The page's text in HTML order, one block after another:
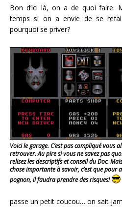
Bon d’ici là, on a de quoi faire.
temps si on a envie de se
pourquoi se priver?
Voici le garage. C’est pas compliqué vous
retrouver. Au pire si vous ne savez pas
relisez les descriptifs et conseil du Doc.
chose importante à savoir, c’est que pour
pognon, il faudra prendre des risques!
passe un petit coucou… on sait